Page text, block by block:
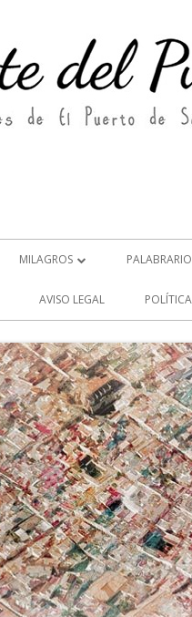
MILAGROS
MILAGROS (2)
PALABRARIO
AVISO LEGAL